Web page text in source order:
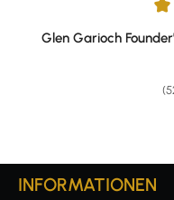
Durchschnittliche
Glen Garioch
INFORMATIONEN